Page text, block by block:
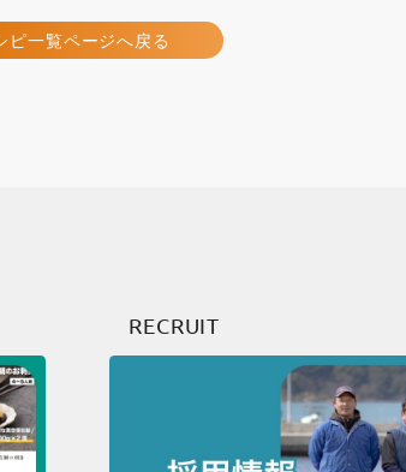
ピ一覧ページへ戻る
RECRUIT